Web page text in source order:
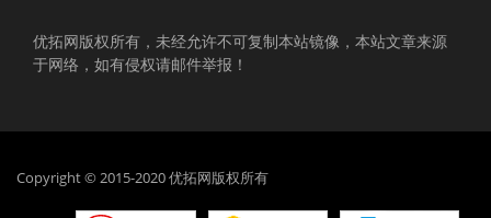
优拓网版权所有，未经允许不可复制本站镜像，本站文章来源
于网络，如有侵权请邮件举报！
Copyright © 2015-2020 优拓网版权所有